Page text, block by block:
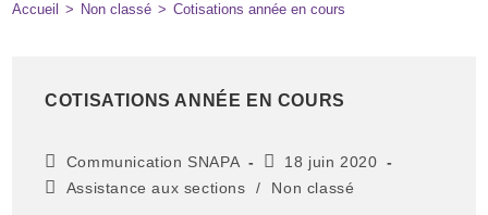
Accueil > Non classé > Cotisations année en cours
COTISATIONS ANNÉE EN COURS
Communication SNAPA
18 juin 2020
Assistance aux sections
/ Non classé